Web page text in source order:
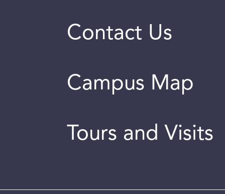
Contact Us
Campus Map
Tours and Visits